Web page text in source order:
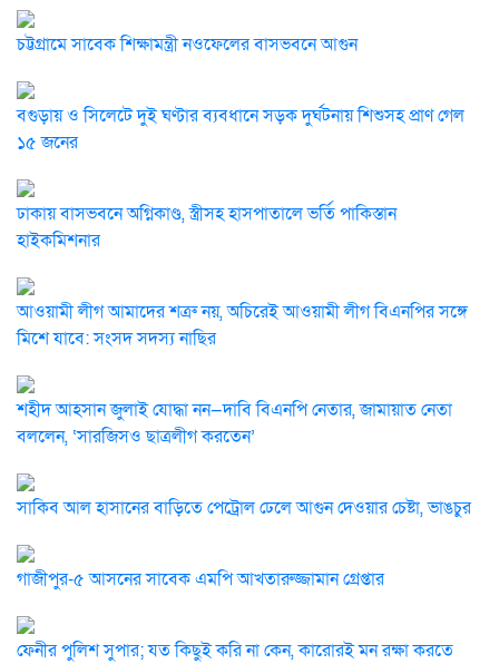
চট্টগ্রামে সাবেক শিক্ষামন্ত্রী নওফেলের বাসভবনে আগুন
বগুড়ায় ও সিলেটে দুই ঘণ্টার ব্যবধানে সড়ক দুর্ঘটনায় শিশুসহ প্রাণ গেল
১৫ জনের
ঢাকায় বাসভবনে অগ্নিকাণ্ড, স্ত্রীসহ হাসপাতালে ভর্তি পাকিস্তান
হাইকমিশনার
আওয়ামী লীগ আমাদের শত্রু নয়, অচিরেই আওয়ামী লীগ বিএনপির সঙ্গে
মিশে যাবে: সংসদ সদস্য নাছির
শহীদ আহসান জুলাই যোদ্ধা নন—দাবি বিএনপি নেতার, জামায়াত নেতা
বললেন, ‘সারজিসও ছাত্রলীগ করতেন’
সাকিব আল হাসানের বাড়িতে পেট্রোল ঢেলে আগুন দেওয়ার চেষ্টা, ভাঙচুর
গাজীপুর-৫ আসনের সাবেক এমপি আখতারুজ্জামান গ্রেপ্তার
ফেনীর পুলিশ সুপার; যত কিছুই করি না কেন, কারোরই মন রক্ষা করতে